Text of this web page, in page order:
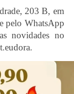
203 B, em
pelo WhatsApp
novidades no